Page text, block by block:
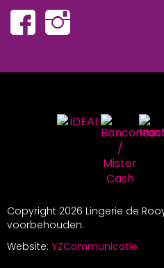
Copyright 2026 Lingerie de
voorbehouden.
Website: YZCommunicatie